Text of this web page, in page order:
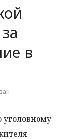
в
уголовному